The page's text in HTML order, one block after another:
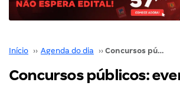
Início ›› Agenda do dia ›› Concursos públicos: eventos e aulas gratuitas de 21/07/2025!
Concursos públicos: